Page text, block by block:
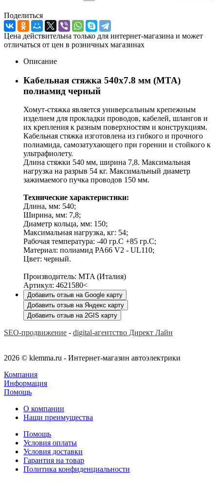
Поделиться
Цена действительна только для интернет-магазина и может
отличаться от цен в розничных магазинах
Описание
Кабельная стяжка 540х7.8 мм (MTA)
полиамид черный
Хомут-стяжка является универсальным крепежным
изделием для прокладки проводов, кабелей, шлангов и
их крепления к разным поверхностям и конструкциям.
Кабельная стяжка изготовлена из гибкого и прочного
полиамида, самозатухающего при горении и стойкого к
ультрафиолету.
Длина стяжки 540 мм, ширина 7,8. Максимальная
нагрузка на разрыв 54 кг. Максимальный диаметр
зажимаемого пучка проводов 150 мм.
Технические характеристики:
Длина, мм: 540;
Ширина, мм: 7,8;
Диаметр кольца, мм: 150;
Максимальная нагрузка, кг: 54;
Рабочая температура: -40 гр.C +85 гр.C;
Материал: полиамид PA66 V2 - UL110;
Цвет: черный.
Производитель: MTA (Италия)
Артикул: 4621580<
Добавить отзыв на Google карту
Добавить отзыв на Яндекс карту
Добавить отзыв на 2GIS карту
SEO-продвижение - digital-агентство Директ Лайн
2026 © klemma.ru - Интернет-магазин автоэлектрики
Компания
Информация
Помощь
О компании
Нащи преимущества
Помощь
Условия оплаты
Условия доставки
Гарантия на товар
Политика конфиденциальности